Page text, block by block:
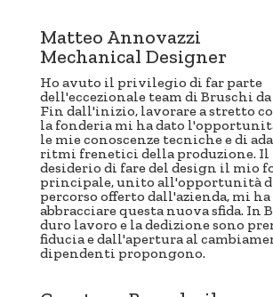
Matteo Annovazzi
Mechanical Designer
Ho avuto il privilegio di far parte
dell'eccezionale team di Bruschi
Fin dall'inizio, lavorare a stretto
la fonderia mi ha dato
le mie conoscenze tecniche e di
ritmi frenetici della produzione. Il
desiderio di fare del design il mio
principale, unito all'opportunità
percorso offerto dall'azienda, mi
abbracciare questa nuova sfida. In
duro lavoro e la dedizione sono
fiducia e dall'apertura al
dipendenti propongono.